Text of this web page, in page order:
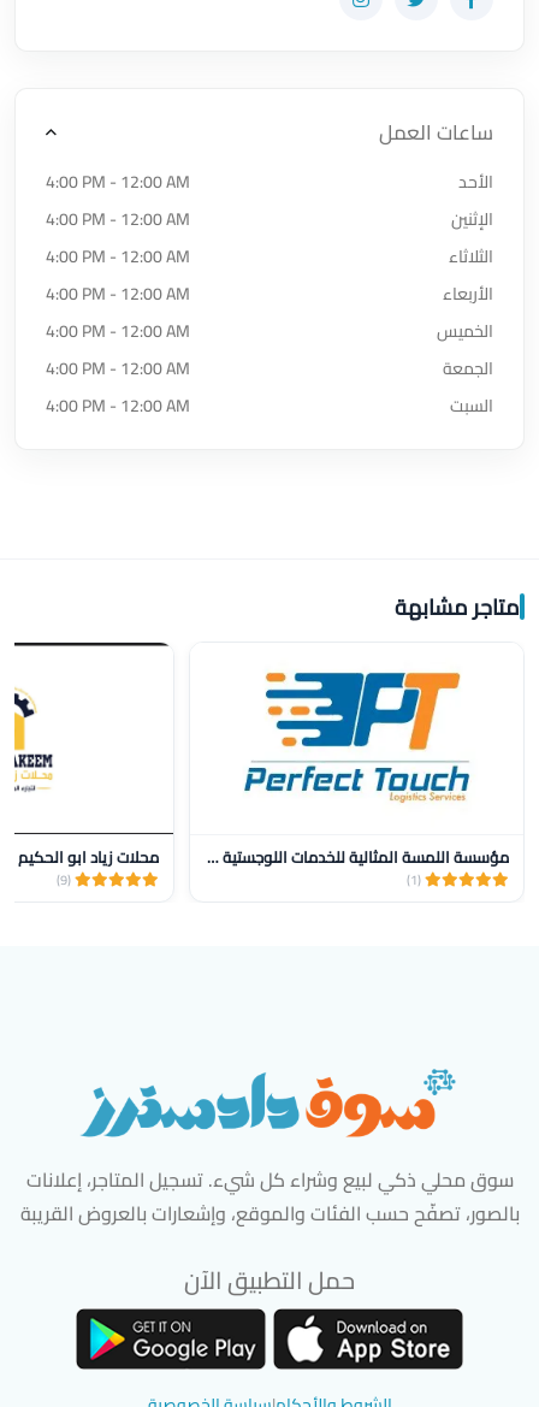
زيارة حساب المتجر على Facebook-f
زيارة حساب المتجر على Twitter
زيارة حساب المتجر على Instagram
ساعات العمل
الأحد
4:00 PM - 12:00 AM
الإثنين
4:00 PM - 12:00 AM
الثلاثاء
4:00 PM - 12:00 AM
الأربعاء
4:00 PM - 12:00 AM
الخميس
4:00 PM - 12:00 AM
الجمعة
4:00 PM - 12:00 AM
السبت
4:00 PM - 12:00 AM
متاجر مشابهة
مؤسسة اللمسة المثالية للخدمات اللوجستية للنقل
(1)
محلات زياد ابو الحكيم
(9)
سوق محلي ذكي لبيع وشراء كل شيء. تسجيل المتاجر، إعلانات
بالصور، تصفّح حسب الفئات والموقع، وإشعارات بالعروض القريبة
حمل التطبيق الآن